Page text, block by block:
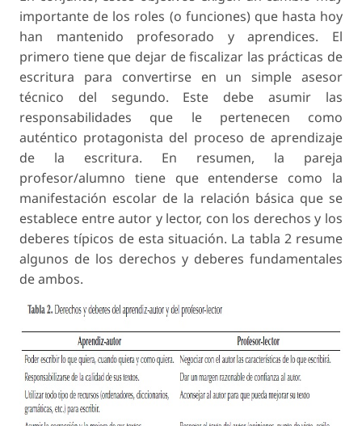
importante de los roles (o funciones) que hasta hoy
han mantenido profesorado y aprendices. El
primero tiene que dejar de fiscalizar las prácticas de
escritura para convertirse en un simple asesor
técnico del segundo. Este debe asumir las
responsabilidades que le pertenecen como
auténtico protagonista del proceso de aprendizaje
de la escritura. En resumen, la pareja
profesor/alumno tiene que entenderse como la
manifestación escolar de la relación básica que se
establece entre autor y lector, con los derechos y los
deberes típicos de esta situación. La tabla 2 resume
algunos de los derechos y deberes fundamentales
de ambos.